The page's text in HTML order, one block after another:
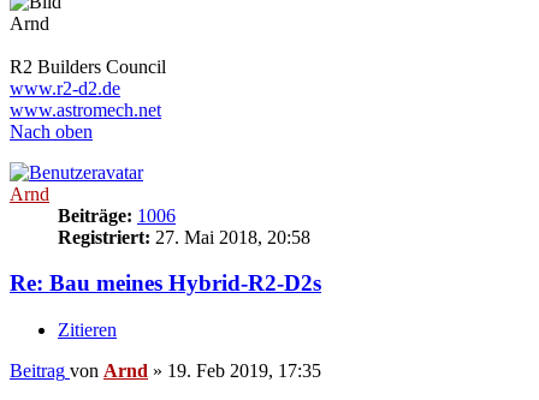
Arnd
R2 Builders Council
www.r2-d2.de
www.astromech.net
Nach oben
Arnd
Beiträge: 1006
Registriert: 27. Mai 2018, 20:58
Re: Bau meines Hybrid-R2-D2s
Zitieren
Beitrag von Arnd » 19. Feb 2019, 17:35